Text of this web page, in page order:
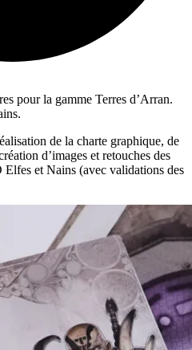
pour la gamme Terres d’Arran.
de la charte graphique, de
d’images et retouches des
et Nains (avec validations des